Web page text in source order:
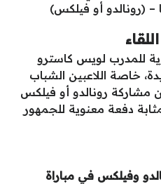
– (رونالدو أو فيلكس)
للمدرب لويس كاسترو
خاصة اللاعبين الشباب
مشاركة رونالدو أو فيلكس
دفعة معنوية للجمهور
وفيلكس في مباراة